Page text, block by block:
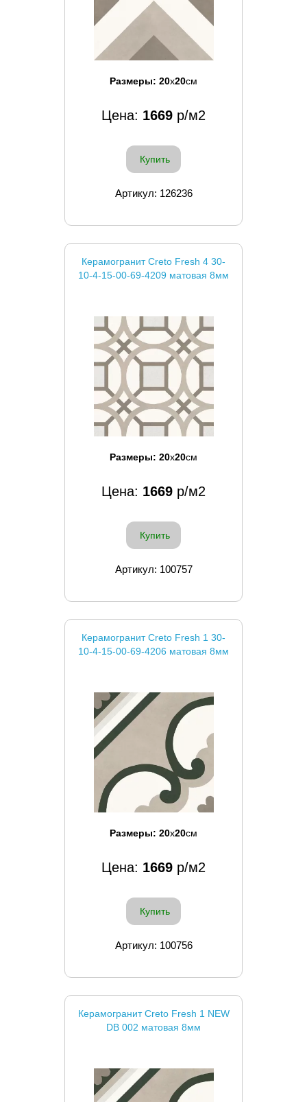
Размеры: 20x20см
Цена: 1669 р/м2
Купить
Артикул: 126236
Керамогранит Creto Fresh 4 30-
10-4-15-00-69-4209 матовая 8мм
Размеры: 20x20см
Цена: 1669 р/м2
Купить
Артикул: 100757
Керамогранит Creto Fresh 1 30-
10-4-15-00-69-4206 матовая 8мм
Размеры: 20x20см
Цена: 1669 р/м2
Купить
Артикул: 100756
Керамогранит Creto Fresh 1 NEW
DB 002 матовая 8мм